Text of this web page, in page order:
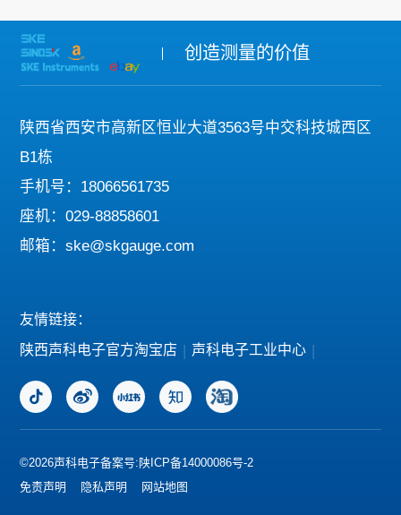
创造测量的价值
陕西省西安市高新区恒业大道3563号中交科技城西区
B1栋
手机号：18066561735
座机：029-88858601
邮箱：ske@skgauge.com
友情链接：
陕西声科电子官方淘宝店 | 声科电子工业中心 |
©2026声科电子备案号:陕ICP备14000086号-2
免责声明
隐私声明 网站地图